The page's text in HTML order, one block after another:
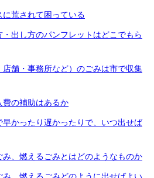
に荒されて困っている
・出し方のパンフレットはどこでもら
店舗・事務所など）のごみは市で収集
費の補助はあるか
早かったり遅かったりで、いつ出せば
、燃えるごみとはどのようなものか
、燃えるごみどのように出せばよい